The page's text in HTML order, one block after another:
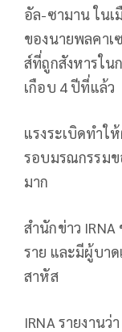
อัล-ซามาน ในเ
ของนายพลคาเ
ส์ที่ถูกสังหารใน
เกือบ 4 ปีที่แล้ว
แรงระเบิดทำ
รอบมรณกรรมข
มาก
สำนักข่าว
ราย และมีผู้บา
สาหัส
IRNA รายงานว่